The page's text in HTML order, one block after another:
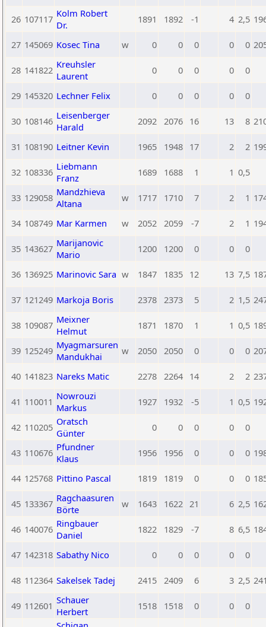
26 107117 Kolm Robert
Dr.
1891 1892 -1 4 2,5
27 145069 Kosec Tina w 0 0 0 0 0
28 141822 Kreuhsler
Laurent
0 0 0 0 0
29 145320 Lechner Felix 0 0 0 0 0
30 108146 Leisenberger
Harald
2092 2076 16 13 8
31 108190 Leitner Kevin 1965 1948 17 2 2
32 108336 Liebmann
Franz
1689 1688 1 1 0,5
33 129058 Mandzhieva
Altana
w 1717 1710 7 2 1
34 108749 Mar Karmen w 2052 2059 -7 2 1
35 143627 Marijanovic
Mario
1200 1200 0 0 0
36 136925 Marinovic Sara w 1847 1835 12 13 7,5
37 121249 Markoja Boris 2378 2373 5 2 1,5
38 109087 Meixner
Helmut
1871 1870 1 1 0,5
39 125249 Myagmarsuren
Mandukhai
w 2050 2050 0 0 0
40 141823 Nareks Matic 2278 2264 14 2 2
41 110011 Nowrouzi
Markus
1927 1932 -5 1 0,5
42 110205 Oratsch
Günter
0 0 0 0 0
43 110676 Pfundner
Klaus
1956 1956 0 0 0
44 125768 Pittino Pascal 1819 1819 0 0 0
45 133367 Ragchaasuren
Börte
w 1643 1622 21 6 2,5
46 140076 Ringbauer
Daniel
1822 1829 -7 8 6,5
47 142318 Sabathy Nico 0 0 0 0 0
48 112364 Sakelsek Tadej 2415 2409 6 3 2,5
49 112601 Schauer
Herbert
1518 1518 0 0 0